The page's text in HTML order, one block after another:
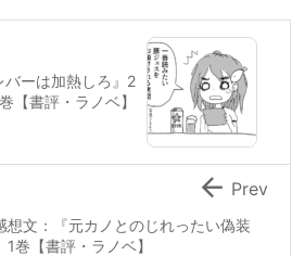
ーは加熱しろ』2
巻【書評・ラノベ】
想文：『元カノとのじれったい偽装
1巻【書評・ラノベ】
 Prev